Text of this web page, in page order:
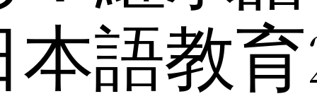
語教育